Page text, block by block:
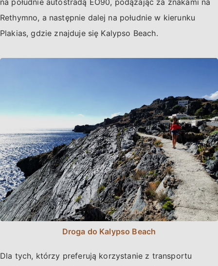
Rethymno, a następnie dalej na południe w kierunku
Plakias, gdzie znajduje się Kalypso Beach.
Droga do Kalypso Beach
Dla tych, którzy preferują korzystanie z transportu